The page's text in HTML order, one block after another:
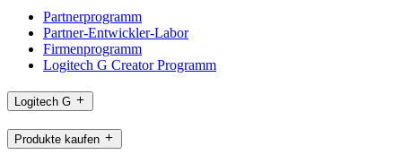
Partnerprogramm
Partner-Entwickler-Labor
Firmenprogramm
Logitech G Creator Programm
Logitech G
Produkte kaufen